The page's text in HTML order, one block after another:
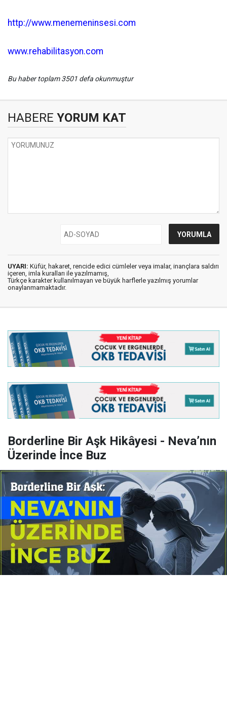
http://www.menemeninsesi.com
www.rehabilitasyon.com
Bu haber toplam 3501 defa okunmuştur
HABERE YORUM KAT
UYARI: Küfür, hakaret, rencide edici cümleler veya imalar, inançlara saldırı
içeren, imla kuralları ile yazılmamış,
Türkçe karakter kullanılmayan ve büyük harflerle yazılmış yorumlar
onaylanmamaktadır.
Borderline Bir Aşk Hikâyesi - Neva’nın
Üzerinde İnce Buz